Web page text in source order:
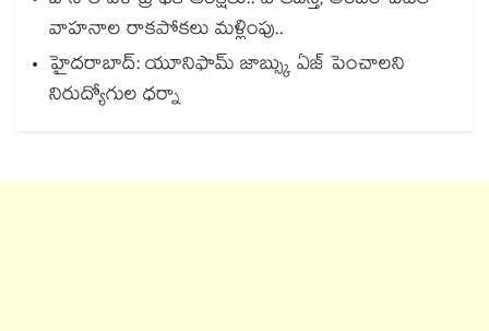
వాహనాల రాకపోకలు మళ్లింపు..
హైదరాబాద్: యూనిఫామ్ జాబ్స్కు ఏజ్ పెంచాలని
నిరుద్యోగుల ధర్నా